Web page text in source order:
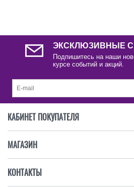
ЭКСКЛЮЗИВНЫЕ
Подпишитесь на наши
курсе событий и акций.
КАБИНЕТ ПОКУПАТЕЛЯ
МАГАЗИН
КОНТАКТЫ